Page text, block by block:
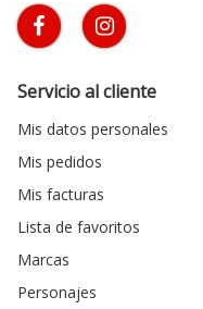
Servicio al cliente
Mis datos personales
Mis pedidos
Mis facturas
Lista de favoritos
Marcas
Personajes